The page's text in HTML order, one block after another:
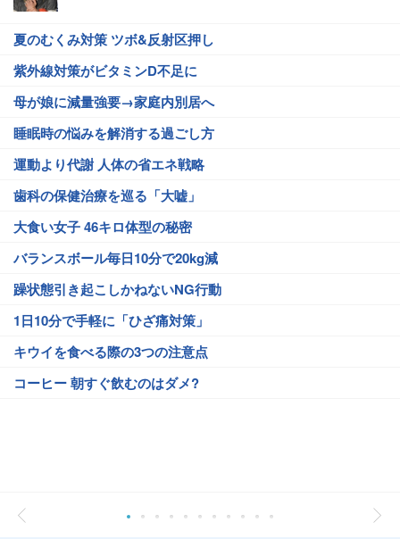
夏のむくみ対策 ツボ&反射区押し
紫外線対策がビタミンD不足に
母が娘に減量強要→家庭内別居へ
睡眠時の悩みを解消する過ごし方
運動より代謝 人体の省エネ戦略
歯科の保健治療を巡る「大嘘」
大食い女子 46キロ体型の秘密
バランスボール毎日10分で20kg減
躁状態引き起こしかねないNG行動
1日10分で手軽に「ひざ痛対策」
キウイを食べる際の3つの注意点
コーヒー 朝すぐ飲むのはダメ?